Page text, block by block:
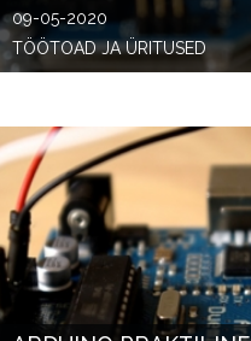
09-05-2020
TÖÖTOAD JA ÜRITUSED